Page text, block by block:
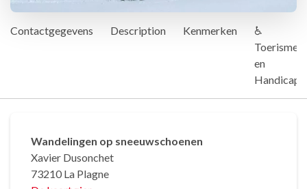
Contactgegevens Description Kenmerken
♿
Toerisme
en
Handicap
Wandelingen op sneeuwschoenen
Xavier Dusonchet
73210 La Plagne